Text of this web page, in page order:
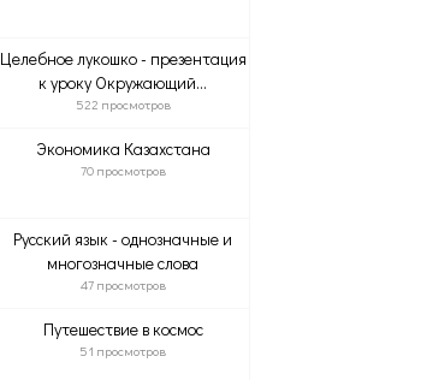
Целебное лукошко - презентация
к уроку Окружающий...
522 просмотров
Экономика Казахстана
70 просмотров
Русский язык - однозначные и
многозначные слова
47 просмотров
Путешествие в космос
51 просмотров